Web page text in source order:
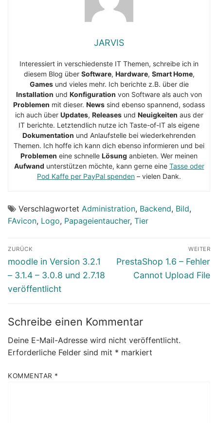
JARVIS
Interessiert in verschiedenste IT Themen, schreibe ich in
diesem Blog über Software, Hardware, Smart Home,
Gamesund vieles mehr. Ich berichte z.B. über die
Installation und Konfiguration von Software als auch von
Problemen mit dieser. News sind ebenso spannend, sodass
ich auch über Updates, Releasesund Neuigkeiten aus der
IT berichte. Letztendlich nutze ich Taste-of-IT als eigene
Dokumentation und Anlaufstelle bei wiederkehrenden
Themen. Ich hoffe ich kann dich ebenso informieren und bei
Problemen eine schnelle Lösung anbieten. Wer meinen
Aufwand unterstützen möchte, kann gerne eine Tasse oder
Pod Kaffe per PayPal spenden – vielen Dank.
Verschlagwortet Administration, Backend, Bild,
FAvicon, Logo, Papageientaucher, Tier
Beitragsnavigation
ZURÜCK
Vorheriger
Beitrag:
moodle in Version 3.2.1
– 3.1.4 – 3.0.8 und 2.7.18
veröffentlicht
WEITER
Nächster
Beitrag:
PrestaShop 1.6 – Fehler
Cannot Upload File
Schreibe einen Kommentar
Deine E-Mail-Adresse wird nicht veröffentlicht.
Erforderliche Felder sind mit * markiert
KOMMENTAR *